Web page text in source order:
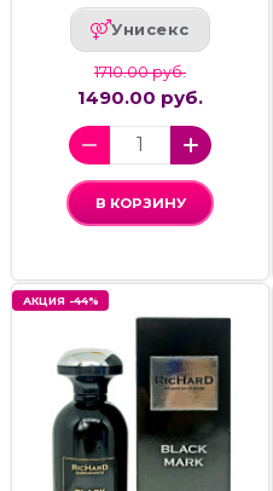
Унисекс
1710.00 руб.
1490.00 руб.
В КОРЗИНУ
АКЦИЯ -44%